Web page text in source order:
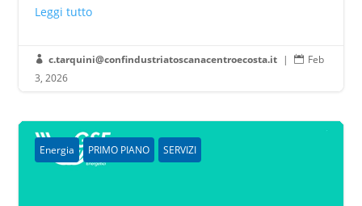
Leggi tutto
 c.tarquini@confindustriatoscanacentroecosta.it |  Feb
3, 2026
Energia PRIMO PIANO SERVIZI